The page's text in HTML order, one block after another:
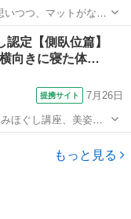
れなかった方にお勧
マットになっていま
ガ
認定【側臥位篇】
向きに寝た体…
提携サイト 7月26日
ほぐし講座、美姿勢
体や ほぐし などの
もっと見る